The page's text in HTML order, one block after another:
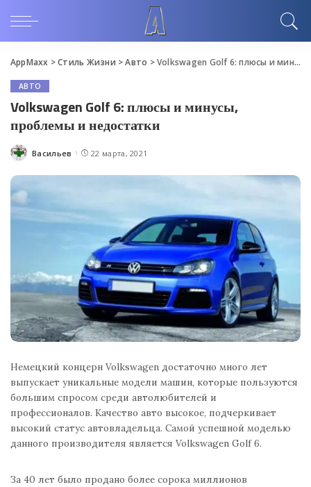
AppMaxx >Стиль Жизни >Авто >Volkswagen Golf 6: плюсы и минусы, проблемы и недостатки
АВТО
Volkswagen Golf 6: плюсы и минусы,
проблемы и недостатки
Posted
Васильев 22 марта, 2021
Немецкий концерн Volkswagen достаточно много лет
выпускает уникальные модели машин, которые пользуются
большим спросом среди автолюбителей и
профессионалов. Качество авто высокое, подчеркивает
высокий статус автовладельца. Самой успешной моделью
данного производителя является Volkswagen Golf 6.
За 40 лет было продано более сорока миллионов